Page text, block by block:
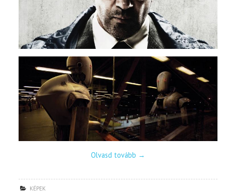
Olvasd tovább →
KÉPEK